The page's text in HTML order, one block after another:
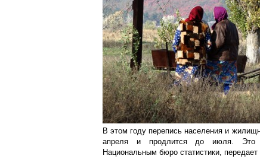
В этом году перепись населения и
апреля и продлится до июля. Это
Национальным бюро статистики, передает